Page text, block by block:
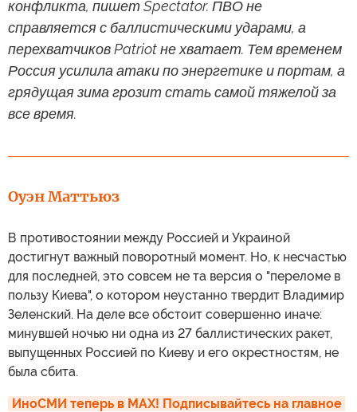
конфликта, пишет Spectator. ПВО не
справляется с баллистическими ударами, а
перехватчиков Patriot не хватает. Тем временем
Россия усилила атаки по энергетике и портам, а
грядущая зима грозит стать самой тяжелой за
все время.
Оуэн Маттьюз
В противостоянии между Россией и Украиной
достигнут важный поворотный момент. Но, к несчастью
для последней, это совсем не та версия о "переломе в
пользу Киева", о котором неустанно твердит Владимир
Зеленский. На деле все обстоит совершенно иначе:
минувшей ночью ни одна из 27 баллистических ракет,
выпущенных Россией по Киеву и его окрестностям, не
была сбита.
ИноСМИ теперь в MAX! Подписывайтесь на главное